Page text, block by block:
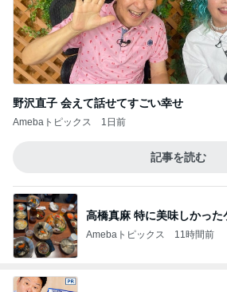
野沢直子 会えて話せてすごい幸せ
Amebaトピックス 1日前
記事を読む
高橋真麻 特に美味しかった
Amebaトピックス 11時間前